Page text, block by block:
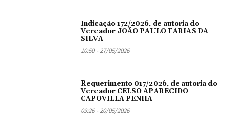
Indicação 172/2026, de autoria do
Vereador JOÃO PAULO FARIAS DA
SILVA
10:50 - 27/05/2026
Requerimento 017/2026, de autoria do
Vereador CELSO APARECIDO
CAPOVILLA PENHA
09:26 - 20/05/2026